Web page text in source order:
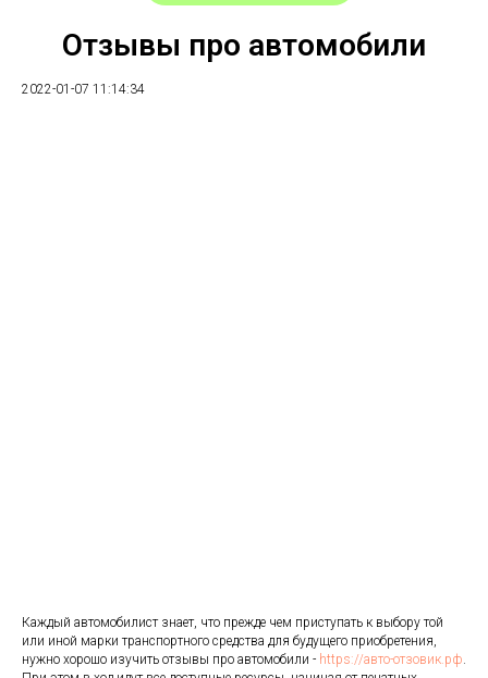
Отзывы про автомобили
2022-01-07 11:14:34
Каждый автомобилист знает, что прежде чем приступать к выбору той
или иной марки транспортного средства для будущего приобретения,
нужно хорошо изучить отзывы про автомобили - https://авто-отзовик.рф.